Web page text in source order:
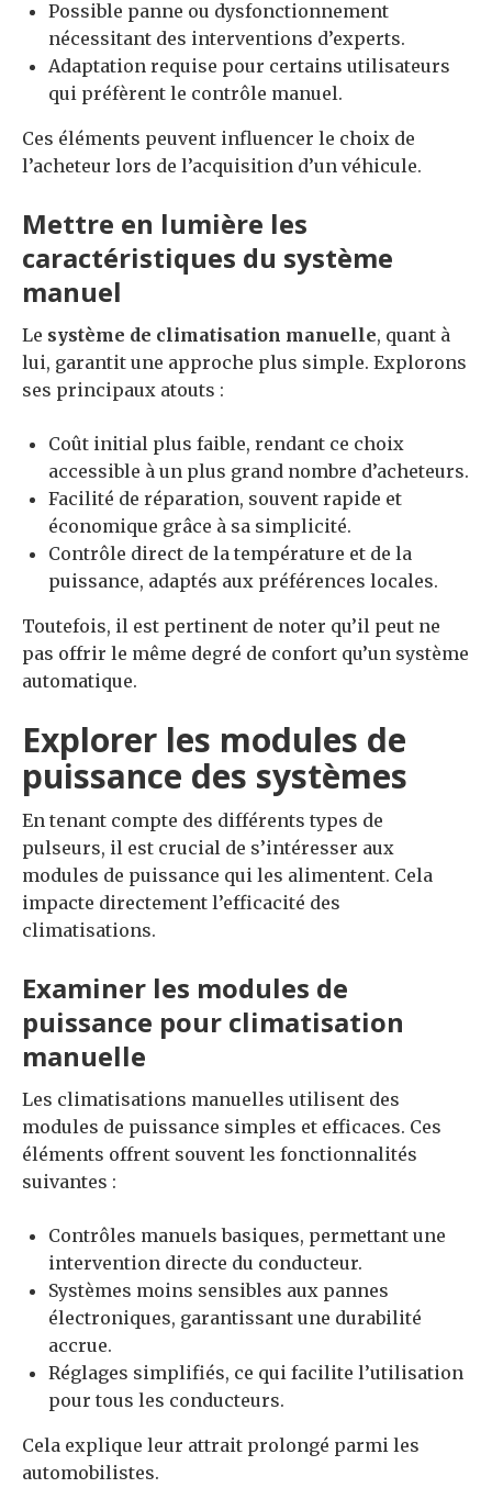
Possible panne ou dysfonctionnement
nécessitant des interventions d’experts.
Adaptation requise pour certains utilisateurs
qui préfèrent le contrôle manuel.
Ces éléments peuvent influencer le choix de
l’acheteur lors de l’acquisition d’un véhicule.
Mettre en lumière les
caractéristiques du système
manuel
Le système de climatisation manuelle, quant à
lui, garantit une approche plus simple. Explorons
ses principaux atouts :
Coût initial plus faible, rendant ce choix
accessible à un plus grand nombre d’acheteurs.
Facilité de réparation, souvent rapide et
économique grâce à sa simplicité.
Contrôle direct de la température et de la
puissance, adaptés aux préférences locales.
Toutefois, il est pertinent de noter qu’il peut ne
pas offrir le même degré de confort qu’un système
automatique.
Explorer les modules de
puissance des systèmes
En tenant compte des différents types de
pulseurs, il est crucial de s’intéresser aux
modules de puissance qui les alimentent. Cela
impacte directement l’efficacité des
climatisations.
Examiner les modules de
puissance pour climatisation
manuelle
Les climatisations manuelles utilisent des
modules de puissance simples et efficaces. Ces
éléments offrent souvent les fonctionnalités
suivantes :
Contrôles manuels basiques, permettant une
intervention directe du conducteur.
Systèmes moins sensibles aux pannes
électroniques, garantissant une durabilité
accrue.
Réglages simplifiés, ce qui facilite l’utilisation
pour tous les conducteurs.
Cela explique leur attrait prolongé parmi les
automobilistes.